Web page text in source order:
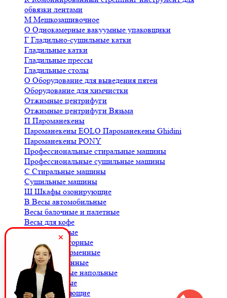
обвязки лентами
М Мешкозашивочное
О Однокамерные вакуумные упаковщики
Г Гладильно-сушильные катки
Гладильные катки
Гладильные прессы
Гладильные столы
О Оборудование для выведения пятен
Оборудование для химчистки
Отжимные центрифуги
Отжимные центрифуги Вязьма
П Пароманекены
Пароманекены EOLO Пароманекены Ghidini
Пароманекены PONY
Профессиональные стиральные машины
Профессиональные сушильные машины
С Стиральные машины
Сушильные машины
Ш Шкафы озонирующие
В Весы автомобильные
Весы балочные и палетные
Весы для кофе
Весы крановые
Весы лабораторные
Весы платформенные
Весы порционные
Весы товарные напольные
Весы торговые
ККомплектующие